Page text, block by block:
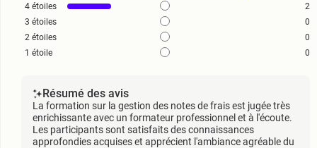
4 étoiles
2
3 étoiles
0
2 étoiles
0
1 étoile 0
Résumé des avis
La formation sur la gestion des notes de frais est jugée très
enrichissante avec un formateur professionnel et à l'écoute.
Les participants sont satisfaits des connaissances
approfondies acquises et apprécient l'ambiance agréable du